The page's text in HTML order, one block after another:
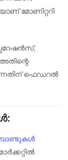
മോണിറ്ററി
ഫെഡറൽ